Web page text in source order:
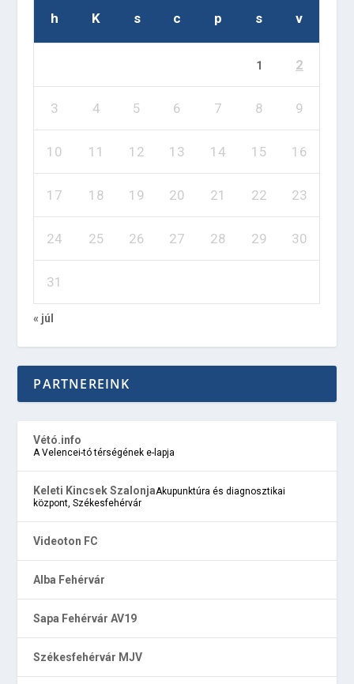
h K s c p s v
1 2
3 4 5 6 7 8 9
10 11 12 13 14 15 16
17 18 19 20 21 22 23
24 25 26 27 28 29 30
31
« júl
PARTNEREINK
Vétó.info
A Velencei-tó térségének e-lapja
Keleti Kincsek SzalonjaAkupunktúra és diagnosztikai
központ, Székesfehérvár
Videoton FC
Alba Fehérvár
Sapa Fehérvár AV19
Székesfehérvár MJV